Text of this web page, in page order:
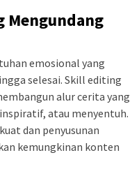
Mengundang
emosional yang
selesai. Skill editing
alur cerita yang
atau menyentuh.
dan penyusunan
kemungkinan konten